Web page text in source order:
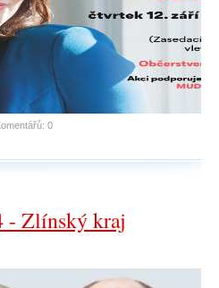
0
- Zlínský kraj